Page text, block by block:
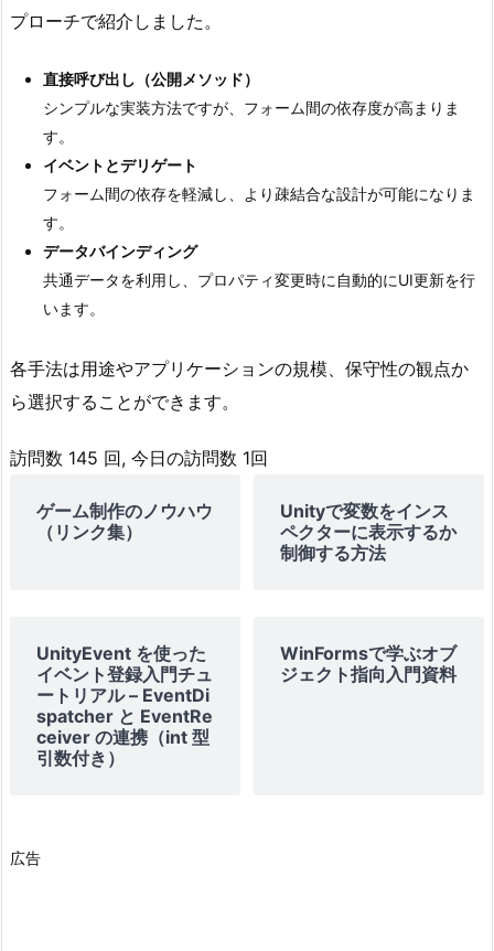
プローチで紹介しました。
直接呼び出し（公開メソッド）
シンプルな実装方法ですが、フォーム間の依存度が高まりま
す。
イベントとデリゲート
フォーム間の依存を軽減し、より疎結合な設計が可能になりま
す。
データバインディング
共通データを利用し、プロパティ変更時に自動的にUI更新を行
います。
各手法は用途やアプリケーションの規模、保守性の観点か
ら選択することができます。
訪問数 145 回, 今日の訪問数 1回
ゲーム制作のノウハウ
（リンク集）
Unityで変数をインス
ペクターに表示するか
制御する方法
UnityEvent を使った
イベント登録入門チュ
ートリアル – EventDi
spatcher と EventRe
ceiver の連携（int 型
引数付き）
WinFormsで学ぶオブ
ジェクト指向入門資料
広告